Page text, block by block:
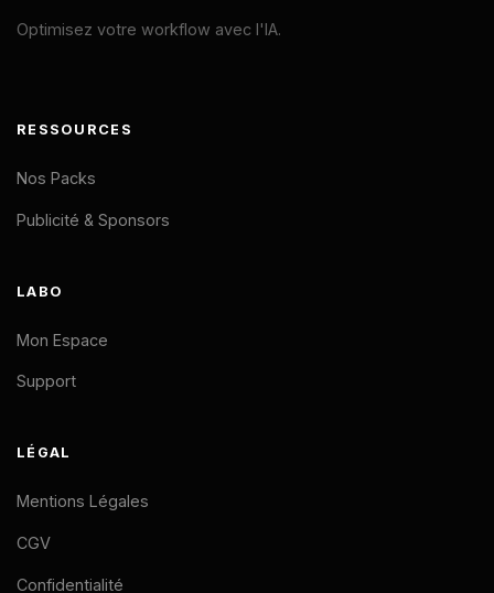
Optimisez votre workflow avec l'IA.
RESSOURCES
Nos Packs
Publicité & Sponsors
LABO
Mon Espace
Support
LÉGAL
Mentions Légales
CGV
Confidentialité